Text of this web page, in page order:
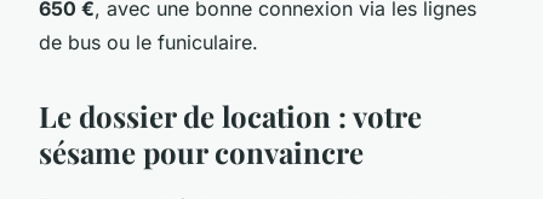
650 €, avec une bonne connexion via les lignes
de bus ou le funiculaire.
Le dossier de location : votre
sésame pour convaincre